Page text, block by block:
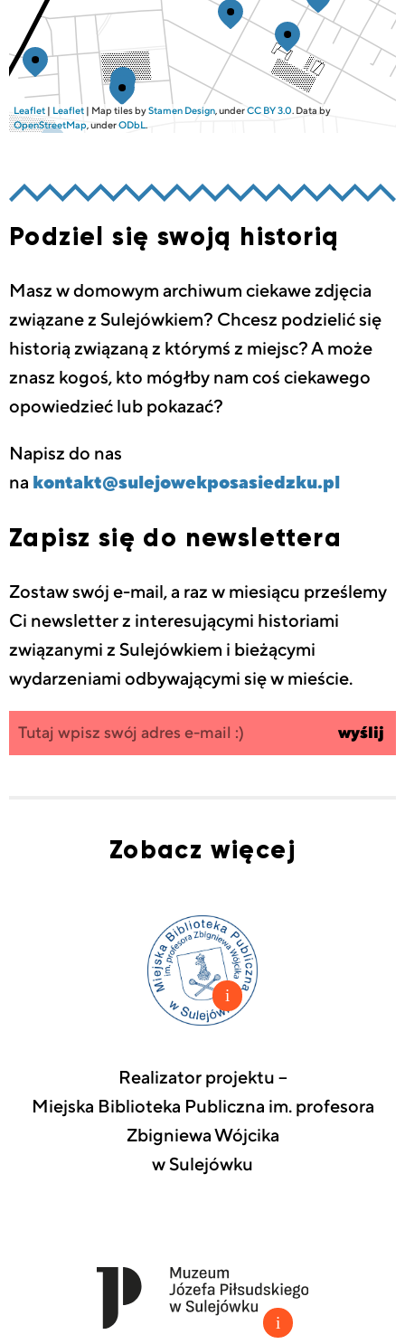
Leaflet | Leaflet | Map tiles byStamen Design, underCC BY 3.0. Data by
OpenStreetMap, underODbL.
Podziel się swoją historią
Masz w domowym archiwum ciekawe zdjęcia
związane z Sulejówkiem? Chcesz podzielić się
historią związaną z którymś z miejsc? A może
znasz kogoś, kto mógłby nam coś ciekawego
opowiedzieć lub pokazać?
Napisz do nas
na kontakt@sulejowekposasiedzku.pl
Zapisz się do newslettera
Zostaw swój e-mail, a raz w miesiącu prześlemy
Ci newsletter z interesującymi historiami
związanymi z Sulejówkiem i bieżącymi
wydarzeniami odbywającymi się w mieście.
Zapisz się
do
wpisz
swój
wyślij
Zobacz więcej
Realizator projektu –
Miejska Biblioteka Publiczna im. profesora
Zbigniewa Wójcika
w Sulejówku